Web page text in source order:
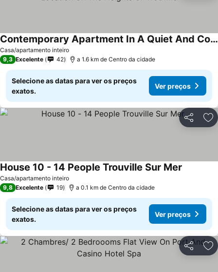
Casa/apartamento inteiro
Contemporary Apartment In A Quiet And Comfortable Location On The Heights Of Trouville
9,3 Excelente 42 a 1.6 km de Centro da cidade
Selecione as datas para ver os preços
exatos.
Ver preços
Partilhar
Casa/apartamento inteiro
House 10 - 14 People Trouville Sur Mer
9,8 Excelente 19 a 0.1 km de Centro da cidade
Selecione as datas para ver os preços
exatos.
Ver preços
Partilhar